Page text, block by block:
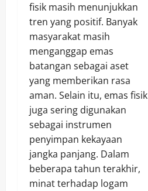
fisik masih menunjukkan
tren yang positif. Banyak
masyarakat masih
menganggap emas
batangan sebagai aset
yang memberikan rasa
aman. Selain itu, emas fisik
juga sering digunakan
sebagai instrumen
penyimpan kekayaan
jangka panjang. Dalam
beberapa tahun terakhir,
minat terhadap logam